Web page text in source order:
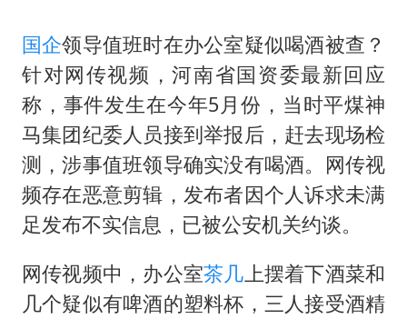
国企领导值班时在办公室疑似喝酒被查？
针对网传视频，河南省国资委最新回应
称，事件发生在今年5月份，当时平煤神
马集团纪委人员接到举报后，赶去现场检
测，涉事值班领导确实没有喝酒。网传视
频存在恶意剪辑，发布者因个人诉求未满
足发布不实信息，已被公安机关约谈。
网传视频中，办公室茶几上摆着下酒菜和
几个疑似有啤酒的塑料杯，三人接受酒精